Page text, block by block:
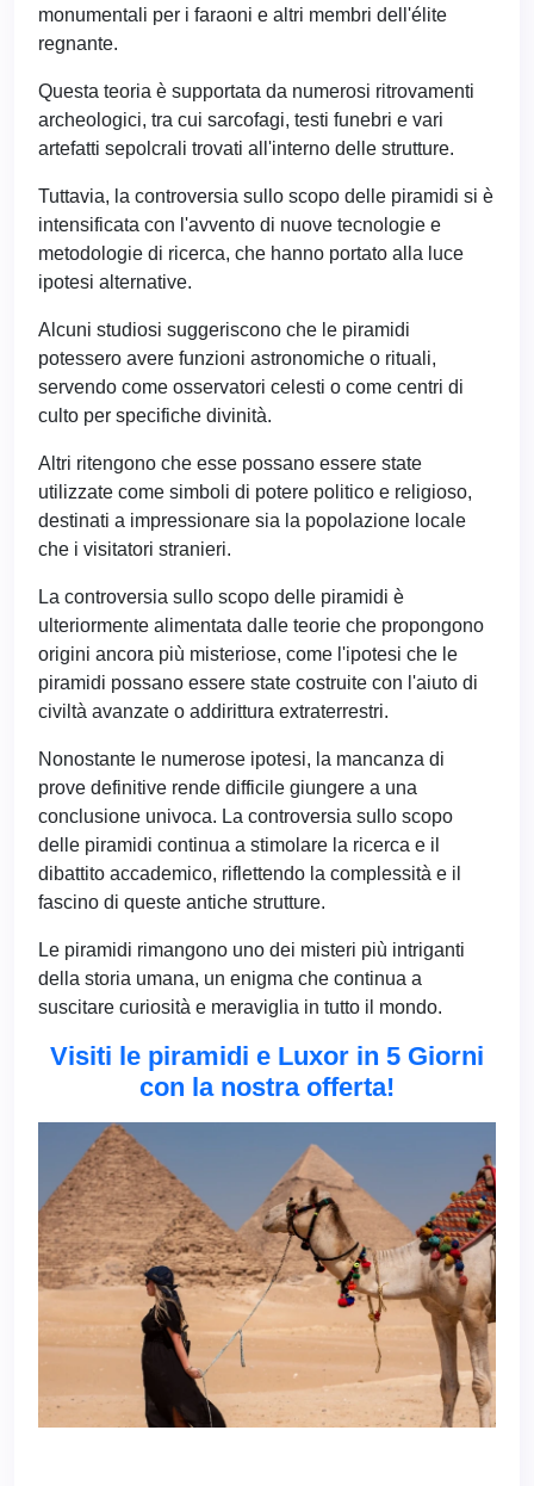
monumentali per i faraoni e altri membri dell'élite
regnante.
Questa teoria è supportata da numerosi ritrovamenti
archeologici, tra cui sarcofagi, testi funebri e vari
artefatti sepolcrali trovati all'interno delle strutture.
Tuttavia, la controversia sullo scopo delle piramidi si è
intensificata con l'avvento di nuove tecnologie e
metodologie di ricerca, che hanno portato alla luce
ipotesi alternative.
Alcuni studiosi suggeriscono che le piramidi
potessero avere funzioni astronomiche o rituali,
servendo come osservatori celesti o come centri di
culto per specifiche divinità.
Altri ritengono che esse possano essere state
utilizzate come simboli di potere politico e religioso,
destinati a impressionare sia la popolazione locale
che i visitatori stranieri.
La controversia sullo scopo delle piramidi è
ulteriormente alimentata dalle teorie che propongono
origini ancora più misteriose, come l'ipotesi che le
piramidi possano essere state costruite con l'aiuto di
civiltà avanzate o addirittura extraterrestri.
Nonostante le numerose ipotesi, la mancanza di
prove definitive rende difficile giungere a una
conclusione univoca. La controversia sullo scopo
delle piramidi continua a stimolare la ricerca e il
dibattito accademico, riflettendo la complessità e il
fascino di queste antiche strutture.
Le piramidi rimangono uno dei misteri più intriganti
della storia umana, un enigma che continua a
suscitare curiosità e meraviglia in tutto il mondo.
Visiti le piramidi e Luxor in 5 Giorni
con la nostra offerta!